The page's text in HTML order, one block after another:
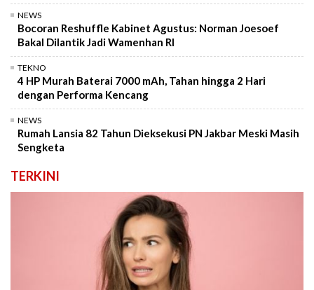
NEWS
Bocoran Reshuffle Kabinet Agustus: Norman Joesoef
Bakal Dilantik Jadi Wamenhan RI
TEKNO
4 HP Murah Baterai 7000 mAh, Tahan hingga 2 Hari
dengan Performa Kencang
NEWS
Rumah Lansia 82 Tahun Dieksekusi PN Jakbar Meski Masih
Sengketa
TERKINI